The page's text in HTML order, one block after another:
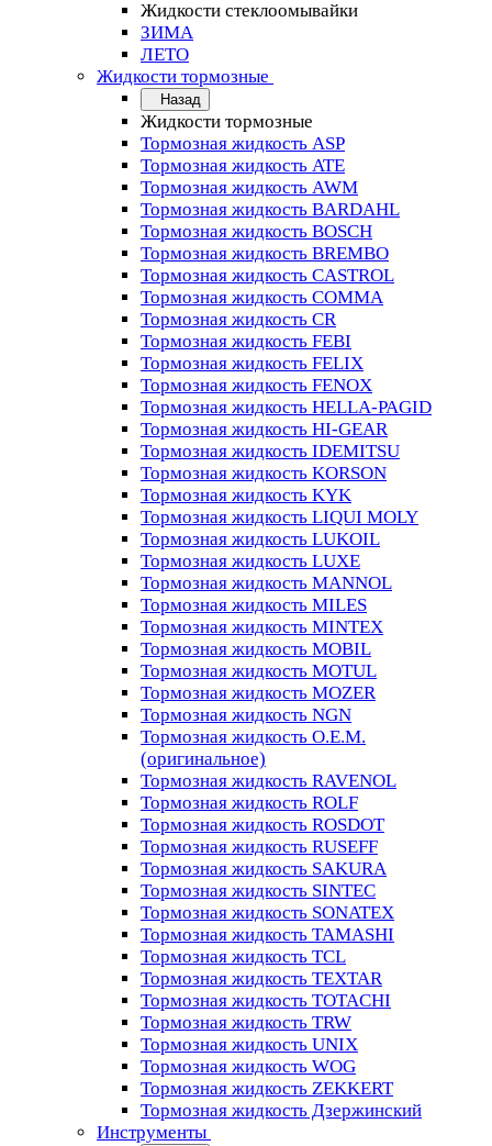
Жидкости стеклоомывайки
ЗИМА
ЛЕТО
Жидкости тормозные
Назад
Жидкости тормозные
Тормозная жидкость ASP
Тормозная жидкость ATE
Тормозная жидкость AWM
Тормозная жидкость BARDAHL
Тормозная жидкость BOSCH
Тормозная жидкость BREMBO
Тормозная жидкость CASTROL
Тормозная жидкость COMMA
Тормозная жидкость CR
Тормозная жидкость FEBI
Тормозная жидкость FELIX
Тормозная жидкость FENOX
Тормозная жидкость HELLA-PAGID
Тормозная жидкость HI-GEAR
Тормозная жидкость IDEMITSU
Тормозная жидкость KORSON
Тормозная жидкость KYK
Тормозная жидкость LIQUI MOLY
Тормозная жидкость LUKOIL
Тормозная жидкость LUXE
Тормозная жидкость MANNOL
Тормозная жидкость MILES
Тормозная жидкость MINTEX
Тормозная жидкость MOBIL
Тормозная жидкость MOTUL
Тормозная жидкость MOZER
Тормозная жидкость NGN
Тормозная жидкость O.E.M.
(оригинальное)
Тормозная жидкость RAVENOL
Тормозная жидкость ROLF
Тормозная жидкость ROSDOT
Тормозная жидкость RUSEFF
Тормозная жидкость SAKURA
Тормозная жидкость SINTEC
Тормозная жидкость SONATEX
Тормозная жидкость TAMASHI
Тормозная жидкость TCL
Тормозная жидкость TEXTAR
Тормозная жидкость TOTACHI
Тормозная жидкость TRW
Тормозная жидкость UNIX
Тормозная жидкость WOG
Тормозная жидкость ZEKKERT
Тормозная жидкость Дзержинский
Инструменты